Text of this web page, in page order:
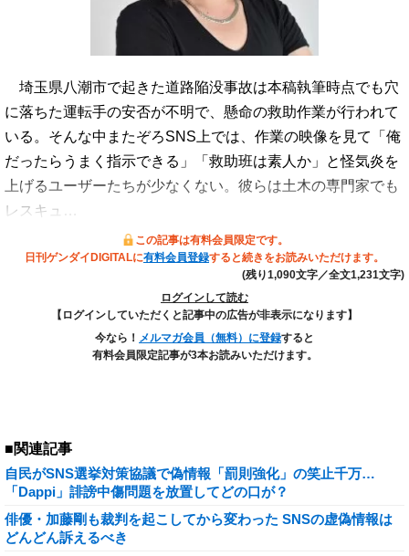
埼玉県八潮市で起きた道路陥没事故は本稿執筆時点でも穴
に落ちた運転手の安否が不明で、懸命の救助作業が行われて
いる。そんな中またぞろSNS上では、作業の映像を見て「俺
だったらうまく指示できる」「救助班は素人か」と怪気炎を
上げるユーザーたちが少なくない。彼らは土木の専門家でも
レスキュ…
この記事は有料会員限定です。
日刊ゲンダイDIGITALに有料会員登録すると続きをお読みいただけます。
(残り1,090文字／全文1,231文字)
ログインして読む
【ログインしていただくと記事中の広告が非表示になります】
今なら！ メルマガ会員（無料）に登録すると
有料会員限定記事が3本お読みいただけます。
■関連記事
自民がSNS選挙対策協議で偽情報「罰則強化」の笑止千万…
「Dappi」誹謗中傷問題を放置してどの口が？
俳優・加藤剛も裁判を起こしてから変わった SNSの虚偽情報は
どんどん訴えるべき